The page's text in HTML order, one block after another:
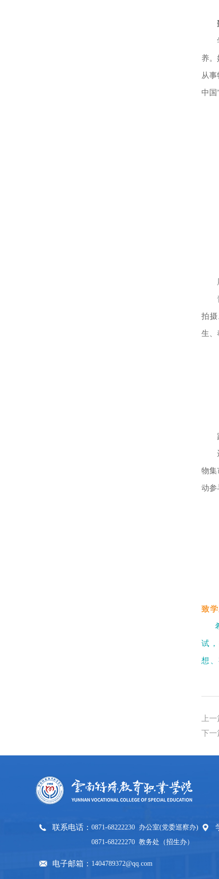
养。
从
中
拍
生、
物集
动参
致
希
试
想
上
下一
联系电话： 0871-68222230 办公室(党委巡察办)
0871-68222270 教务处（招生办）
电子邮箱： 1404789372@qq.com